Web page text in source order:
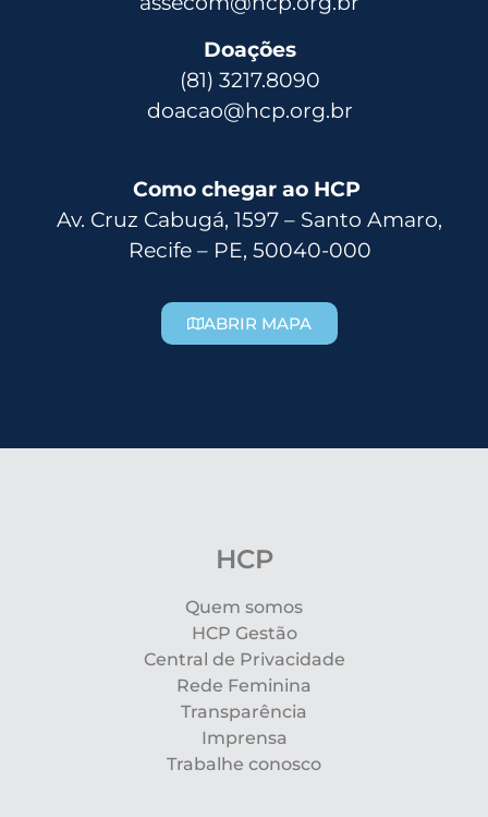
Doações
(81) 3217.8090
doacao@hcp.org.br
Como chegar ao HCP
Av. Cruz Cabugá, 1597 – Santo Amaro,
Recife – PE, 50040-000
ABRIR MAPA
HCP
Quem somos
HCP Gestão
Central de Privacidade
Rede Feminina
Transparência
Imprensa
Trabalhe conosco